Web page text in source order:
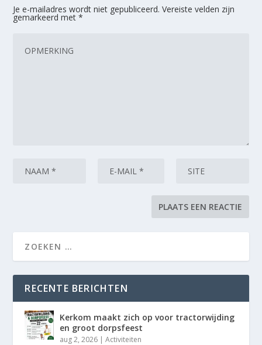
Je e-mailadres wordt niet gepubliceerd. Vereiste velden zijn
gemarkeerd met*
RECENTE BERICHTEN
Kerkom maakt zich op voor tractorwijding
en groot dorpsfeest
aug 2, 2026 |Activiteiten